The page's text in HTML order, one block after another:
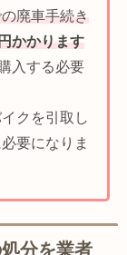
廃車手続き
かかります
入する必要
クを引取し
要になりま
分を業者